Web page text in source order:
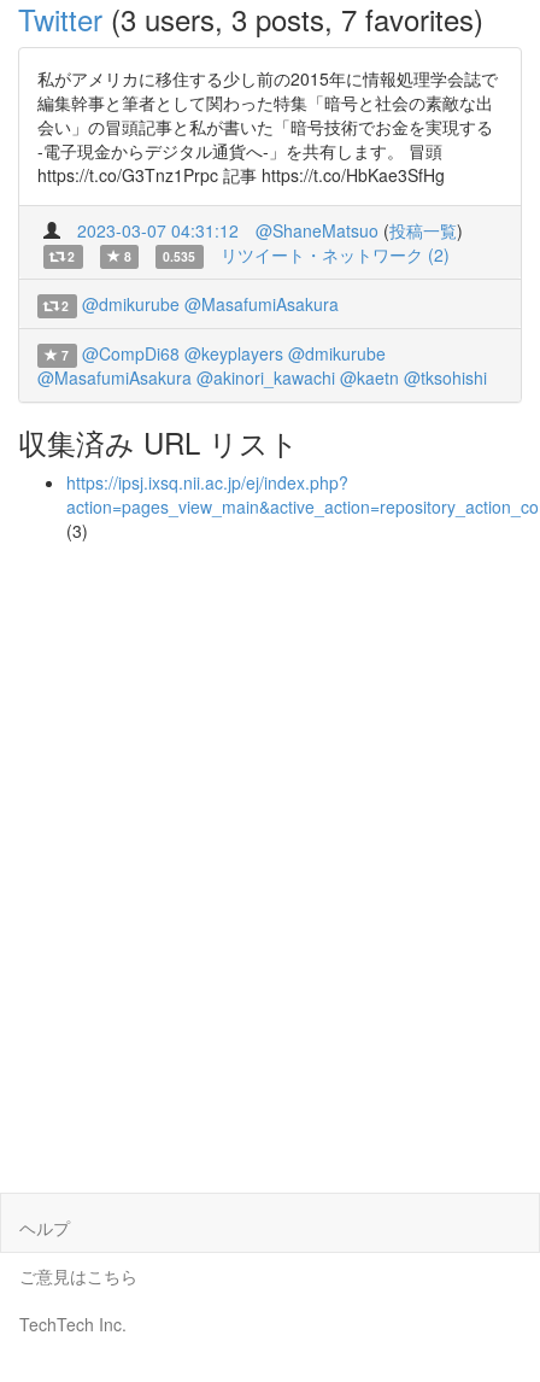
Twitter (3 users, 3 posts, 7 favorites)
私がアメリカに移住する少し前の2015年に情報処理学会誌で
編集幹事と筆者として関わった特集「暗号と社会の素敵な出
会い」の冒頭記事と私が書いた「暗号技術でお金を実現する
-電子現金からデジタル通貨へ-」を共有します。 冒頭
https://t.co/G3Tnz1Prpc 記事 https://t.co/HbKae3SfHg
2023-03-07 04:31:12 @ShaneMatsuo (投稿一覧)
2 8 0.535 リツイート・ネットワーク (2)
2 @dmikurube @MasafumiAsakura
7 @CompDi68 @keyplayers @dmikurube
@MasafumiAsakura @akinori_kawachi @kaetn @tksohishi
収集済み URL リスト
https://ipsj.ixsq.nii.ac.jp/ej/index.php?
(3)
ヘルプ
ご意見はこちら
TechTech Inc.